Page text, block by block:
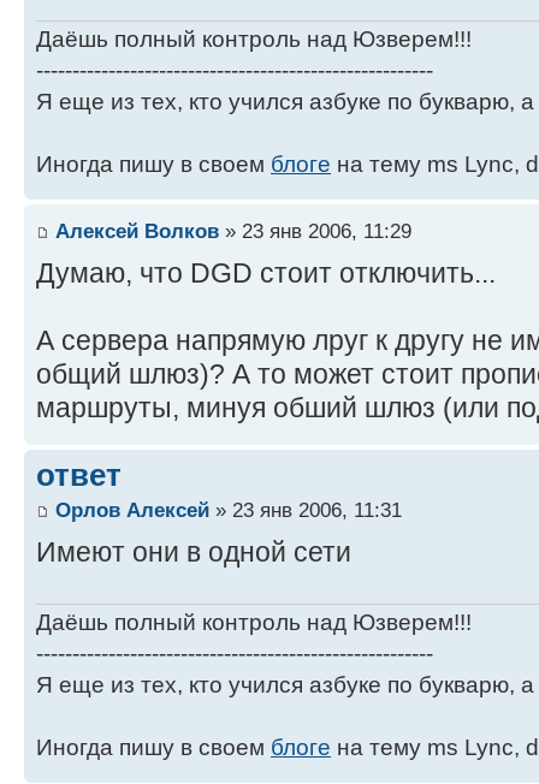
Даёшь полный контроль над Юзверем!!!
-------------------------------------------------------
Я еще из тех, кто учился азбуке по букварю,
Иногда пишу в своем блоге на тему ms Lync,
Алексей Волков » 23 янв 2006, 11:29
Думаю, что DGD стоит отключить...
А сервера напрямую лруг к другу не
общий шлюз)? А то может стоит
маршруты, минуя обший шлюз (или
ответ
Орлов Алексей » 23 янв 2006, 11:31
Имеют они в одной сети
Даёшь полный контроль над Юзверем!!!
-------------------------------------------------------
Я еще из тех, кто учился азбуке по букварю,
Иногда пишу в своем блоге на тему ms Lync,